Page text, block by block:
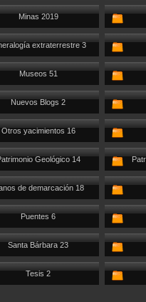
Minas 2019
extraterrestre 3
Museos 51
Nuevos Blogs 2
Otros yacimientos 16
Geológico 14
de demarcación 18
Puentes 6
Santa Bárbara 23
Tesis 2